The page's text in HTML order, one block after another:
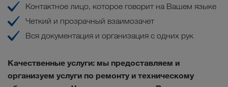
Контактное лицо, которое говорит на Вашем языке
Четкий и прозрачный взаимозачет
Вся документация и организация с одних рук
Качественные услуги: мы предоставляем и
организуем услуги по ремонту и техническому